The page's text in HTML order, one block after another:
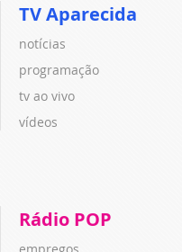
TV Aparecida
notícias
programação
tv ao vivo
vídeos
Rádio POP
empregos